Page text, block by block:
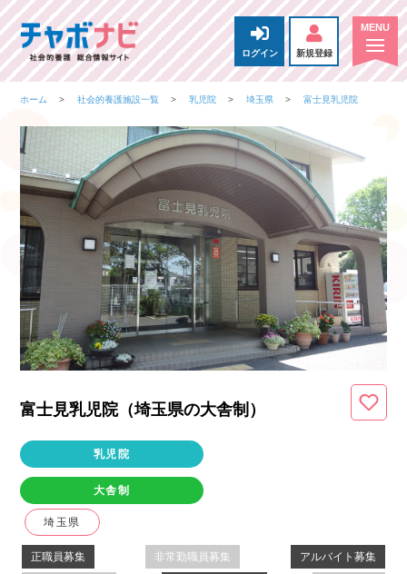
ログイン 新規登録
ホーム 社会的養護施設一覧 乳児院 埼玉県 富士見乳児院
富士見乳児院（埼玉県の大舎制 ）
乳児院
大舎制
埼玉県
正職員募集 非常勤職員募集 アルバイト募集